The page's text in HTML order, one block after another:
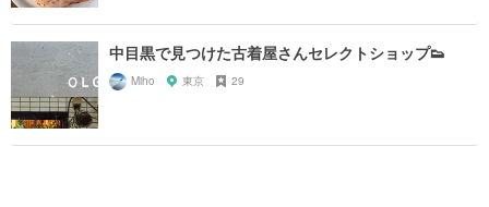
中目黒で見つけた古着屋さんセレクトショップ👟
Miho 東京 29